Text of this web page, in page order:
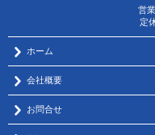
営
定
ホーム
会社概要
お問合せ